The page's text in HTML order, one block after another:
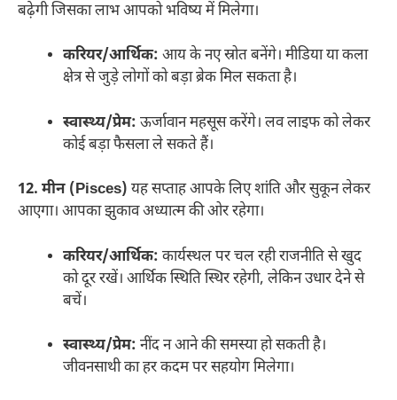
बढ़ेगी जिसका लाभ आपको भविष्य में मिलेगा।
करियर/आर्थिक: आय के नए स्रोत बनेंगे। मीडिया या कला
क्षेत्र से जुड़े लोगों को बड़ा ब्रेक मिल सकता है।
स्वास्थ्य/प्रेम: ऊर्जावान महसूस करेंगे। लव लाइफ को लेकर
कोई बड़ा फैसला ले सकते हैं।
12. मीन (Pisces) यह सप्ताह आपके लिए शांति और सुकून लेकर
आएगा। आपका झुकाव अध्यात्म की ओर रहेगा।
करियर/आर्थिक: कार्यस्थल पर चल रही राजनीति से खुद
को दूर रखें। आर्थिक स्थिति स्थिर रहेगी, लेकिन उधार देने से
बचें।
स्वास्थ्य/प्रेम: नींद न आने की समस्या हो सकती है।
जीवनसाथी का हर कदम पर सहयोग मिलेगा।